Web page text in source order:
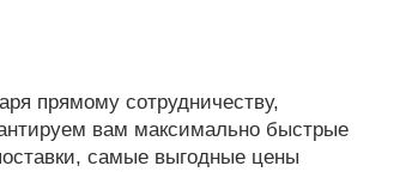
прямому сотрудничеству,
вам максимально быстрые
самые выгодные цены